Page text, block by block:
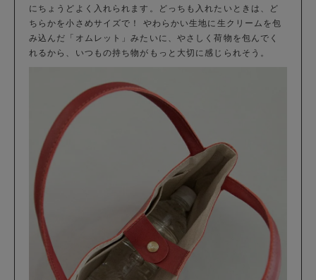
にちょうどよく入れられます。どっちも入れたいときは、ど
ちらかを小さめサイズで！ やわらかい生地に生クリームを包
み込んだ「オムレット」みたいに、やさしく荷物を包んでく
れるから、いつもの持ち物がもっと大切に感じられそう。